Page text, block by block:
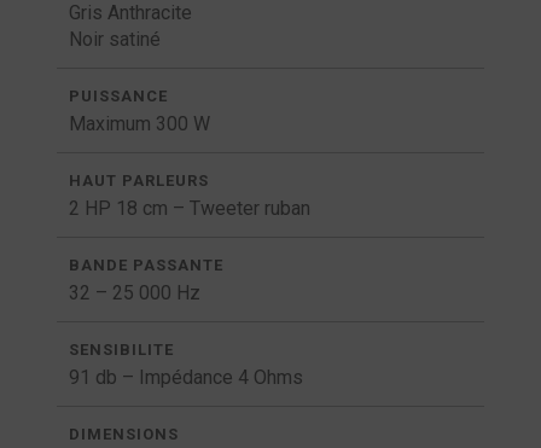
Gris Anthracite
Noir satiné
PUISSANCE
Maximum 300 W
HAUT PARLEURS
2 HP 18 cm – Tweeter ruban
BANDE PASSANTE
32 – 25 000 Hz
SENSIBILITE
91 db – Impédance 4 Ohms
DIMENSIONS